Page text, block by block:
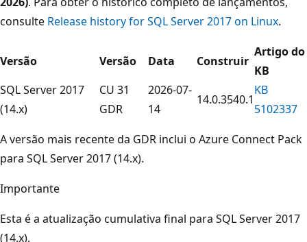
consulte Release history for SQL Server 2017 on Linux.
Versão Versão Data Construir
Artigo do
KB
SQL Server 2017
(14.x)
CU 31
GDR
2026-07-
14
14.0.3540.1
KB
5102337
A versão mais recente da GDR inclui o Azure Connect Pack
para SQL Server 2017 (14.x).
Importante
Esta é a atualização cumulativa final para SQL Server 2017
(14.x).